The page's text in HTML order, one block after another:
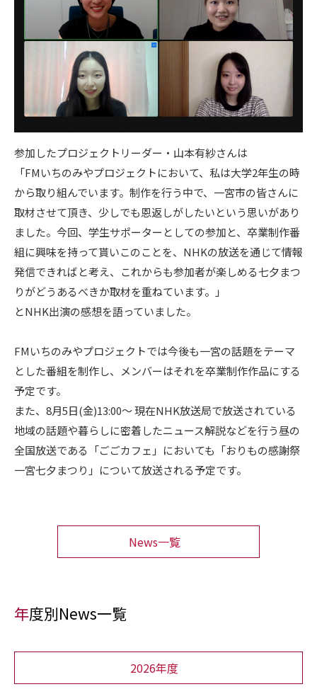
参加したプロジェクトリーダー・山本有紗さんは
「FMいちのみやプロジェクトにおいて、私は大学2年生の時
から取り組んでいます。制作を行う中で、一宮市の皆さんに
取材させて頂き、少しでも恩返しがしたいという思いがあり
ました。今回、学生サポーターとしての参加と、卒業制作番
組に興味を持って貰いこのことを、NHKの放送を通じて情報
発信できればと考え、これからも参加者が楽しめる七夕まつ
りがどうあるべきか取材を重ねています。」
とNHK出演の感想を語っていました。
FMいちのみやプロジェクトでは今後も一宮の話題をテーマ
とした番組を制作し、メンバーはそれを卒業制作作品にする
予定です。
また、8月5日(金)13:00〜 現在NHK放送局で放送されている
地域の話題や暮らしに密着したニュース解説などを行う昼の
全国放送である「ごごカフェ」においても「おりもの感謝祭
一宮七夕まつり」について放送される予定です。
News一覧
年度別News一覧
2026年度